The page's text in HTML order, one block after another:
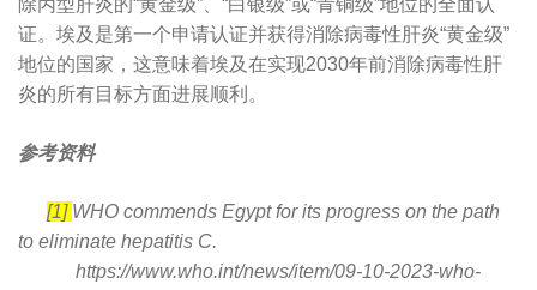
除丙型肝炎的“黄金级”、“白银级”或“青铜级”地位的全面认
证。埃及是第一个申请认证并获得消除病毒性肝炎“黄金级”
地位的国家，这意味着埃及在实现2030年前消除病毒性肝
炎的所有目标方面进展顺利。
参考资料
[1] WHO commends Egypt for its progress on the path
to eliminate hepatitis C.
https://www.who.int/news/item/09-10-2023-who-